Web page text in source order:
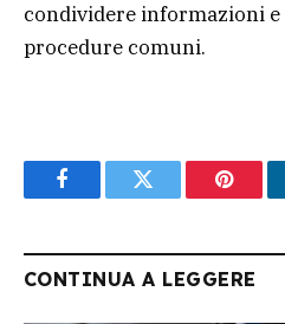
condividere informazioni e
procedure comuni.
FacebookTwitter
CONTINUA A LEGGERE